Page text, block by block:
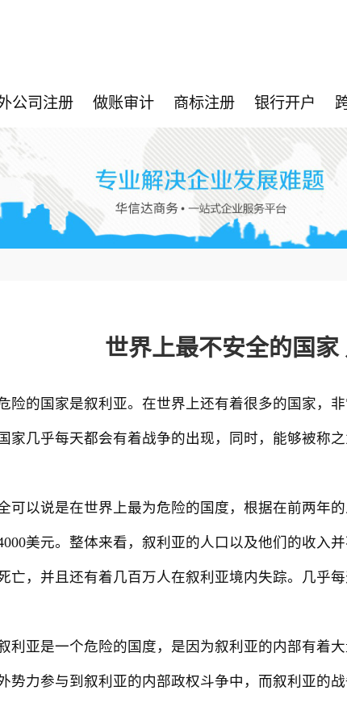
公司注册 做账审计 商标注册 银行开户
世界上最不安全的国
的国家是叙利亚。在世界上还有着很多的国家，非
家几乎每天都会有着战争的出现，同时，能够被称之
以说是在世界上最为危险的国度，根据在前两年的
美元。整体来看，叙利亚的人口以及他们的收入
亡，并且还有着几百万人在叙利亚境内失踪。几乎每
亚是一个危险的国度，是因为叙利亚的内部有着大
势力参与到叙利亚的内部政权斗争中，而叙利亚的